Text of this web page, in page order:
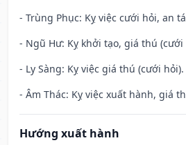
- Trùng Phục: Kỵ việc cưới hỏi, an
- Ngũ Hư: Kỵ khởi tạo, giá thú
- Ly Sàng: Kỵ việc giá thú (cưới hỏi).
- Âm Thác: Kỵ việc xuất hành, giá
Hướng xuất hành